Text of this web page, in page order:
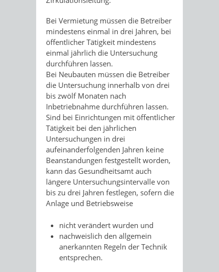
Bei Vermietung müssen die Betreiber
mindestens einmal in drei Jahren, bei
öffentlicher Tätigkeit mindestens
einmal jährlich die Untersuchung
durchführen lassen.
Bei Neubauten müssen die Betreiber
die Untersuchung innerhalb von drei
bis zwölf Monaten nach
Inbetriebnahme durchführen lassen.
Sind bei Einrichtungen mit öffentlicher
Tätigkeit bei den jährlichen
Untersuchungen in drei
aufeinanderfolgenden Jahren keine
Beanstandungen festgestellt worden,
kann das Gesundheitsamt auch
längere Untersuchungsintervalle von
bis zu drei Jahren festlegen, sofern die
Anlage und Betriebsweise
nicht verändert wurden und
nachweislich den allgemein
anerkannten Regeln der Technik
entsprechen.